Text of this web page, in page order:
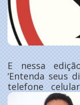
E nessa
‘Entenda seus
telefone